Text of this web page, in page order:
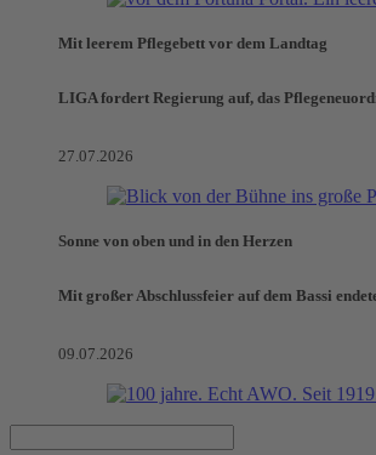
Mit leerem Pflegebett vor dem Landtag
LIGA fordert Regierung auf, das
27.07.2026
Sonne von oben und in den Herzen
Mit großer Abschlussfeier auf dem Bassi
09.07.2026